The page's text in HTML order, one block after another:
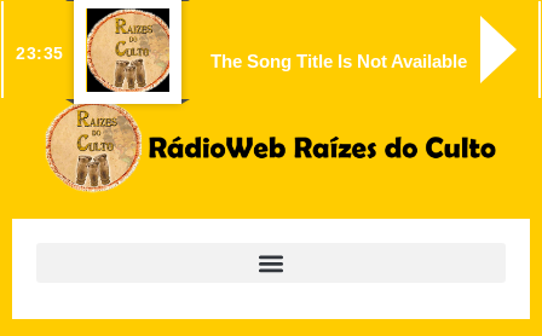
23:35 The Song Title Is Not Available